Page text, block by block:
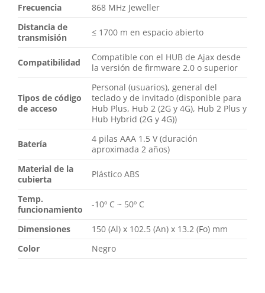
Frecuencia
868 MHz Jeweller
Distancia de
transmisión
≤ 1700 m en espacio abierto
Compatibilidad
Compatible con el HUB de Ajax desde
la versión de firmware 2.0 o superior
Tipos de código
de acceso
Personal (usuarios), general del
teclado y de invitado (disponible para
Hub Plus, Hub 2 (2G y 4G), Hub 2 Plus y
Hub Hybrid (2G y 4G))
Batería
4 pilas AAA 1.5 V (duración
aproximada 2 años)
Material de la
cubierta
Plástico ABS
Temp.
funcionamiento
-10º C ~ 50º C
Dimensiones
150 (Al) x 102.5 (An) x 13.2 (Fo) mm
Color
Negro